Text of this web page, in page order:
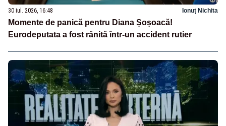
30 iul. 2026, 16:48 Ionuț Nichita
Momente de panică pentru Diana Șoșoacă!
Eurodeputata a fost rănită într-un accident rutier